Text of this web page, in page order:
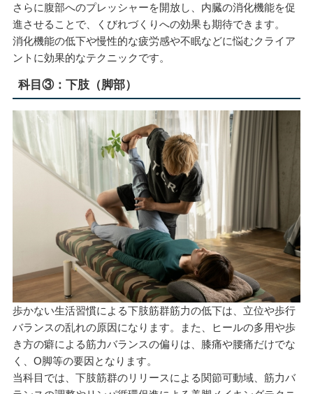
さらに腹部へのプレッシャーを開放し、内臓の消化機能を促
進させることで、くびれづくりへの効果も期待できます。
消化機能の低下や慢性的な疲労感や不眠などに悩むクライア
ントに効果的なテクニックです。
科目③：下肢（脚部）
歩かない生活習慣による下肢筋群筋力の低下は、立位や歩行
バランスの乱れの原因になります。また、ヒールの多用や歩
き方の癖による筋力バランスの偏りは、膝痛や腰痛だけでな
く、O脚等の要因となります。
当科目では、下肢筋群のリリースによる関節可動域、筋力バ